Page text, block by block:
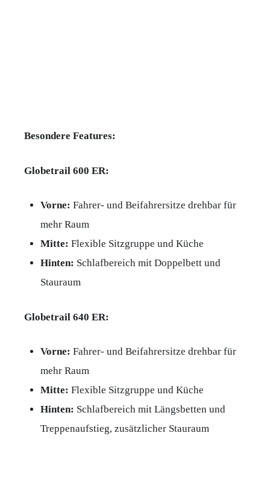
Besondere Features:
Globetrail 600 ER:
Vorne: Fahrer- und Beifahrersitze drehbar für
mehr Raum
Mitte: Flexible Sitzgruppe und Küche
Hinten: Schlafbereich mit Doppelbett und
Stauraum
Globetrail 640 ER:
Vorne: Fahrer- und Beifahrersitze drehbar für
mehr Raum
Mitte: Flexible Sitzgruppe und Küche
Hinten: Schlafbereich mit Längsbetten und
Treppenaufstieg, zusätzlicher Stauraum